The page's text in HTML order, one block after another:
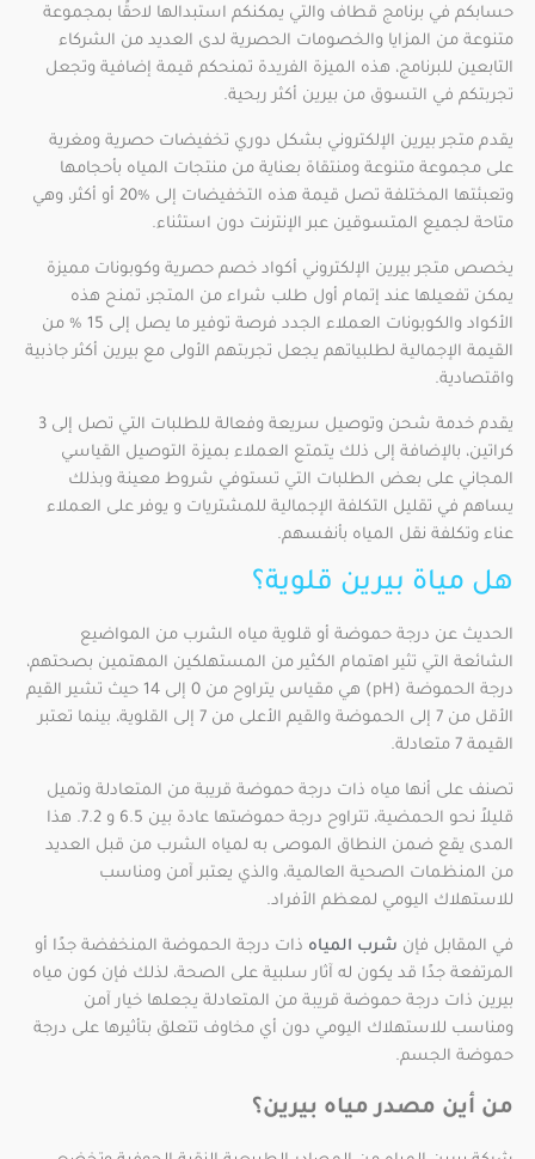
حسابكم في برنامج قطاف والتي يمكنكم استبدالها لاحقًا بمجموعة
متنوعة من المزايا والخصومات الحصرية لدى العديد من الشركاء
التابعين للبرنامج، هذه الميزة الفريدة تمنحكم قيمة إضافية وتجعل
تجربتكم في التسوق من بيرين أكثر ربحية.
يقدم متجر بيرين الإلكتروني بشكل دوري تخفيضات حصرية ومغرية
على مجموعة متنوعة ومنتقاة بعناية من منتجات المياه بأحجامها
وتعبئتها المختلفة تصل قيمة هذه التخفيضات إلى %20 أو أكثر، وهي
متاحة لجميع المتسوقين عبر الإنترنت دون استثناء.
يخصص متجر بيرين الإلكتروني أكواد خصم حصرية وكوبونات مميزة
يمكن تفعيلها عند إتمام أول طلب شراء من المتجر، تمنح هذه
الأكواد والكوبونات العملاء الجدد فرصة توفير ما يصل إلى 15 % من
القيمة الإجمالية لطلبياتهم يجعل تجربتهم الأولى مع بيرين أكثر جاذبية
واقتصادية.
يقدم خدمة شحن وتوصيل سريعة وفعالة للطلبات التي تصل إلى 3
كراتين، بالإضافة إلى ذلك يتمتع العملاء بميزة التوصيل القياسي
المجاني على بعض الطلبات التي تستوفي شروط معينة وبذلك
يساهم في تقليل التكلفة الإجمالية للمشتريات و يوفر على العملاء
عناء وتكلفة نقل المياه بأنفسهم.
هل مياة بيرين قلوية؟
الحديث عن درجة حموضة أو قلوية مياه الشرب من المواضيع
الشائعة التي تثير اهتمام الكثير من المستهلكين المهتمين بصحتهم،
درجة الحموضة (pH) هي مقياس يتراوح من 0 إلى 14 حيث تشير القيم
الأقل من 7 إلى الحموضة والقيم الأعلى من 7 إلى القلوية، بينما تعتبر
القيمة 7 متعادلة.
تصنف على أنها مياه ذات درجة حموضة قريبة من المتعادلة وتميل
قليلاً نحو الحمضية، تتراوح درجة حموضتها عادة بين 6.5 و 7.2. هذا
المدى يقع ضمن النطاق الموصى به لمياه الشرب من قبل العديد
من المنظمات الصحية العالمية، والذي يعتبر آمن ومناسب
للاستهلاك اليومي لمعظم الأفراد.
في المقابل فإن شرب المياه ذات درجة الحموضة المنخفضة جدًا أو
المرتفعة جدًا قد يكون له آثار سلبية على الصحة، لذلك فإن كون مياه
بيرين ذات درجة حموضة قريبة من المتعادلة يجعلها خيار آمن
ومناسب للاستهلاك اليومي دون أي مخاوف تتعلق بتأثيرها على درجة
حموضة الجسم.
من أين مصدر مياه بيرين؟